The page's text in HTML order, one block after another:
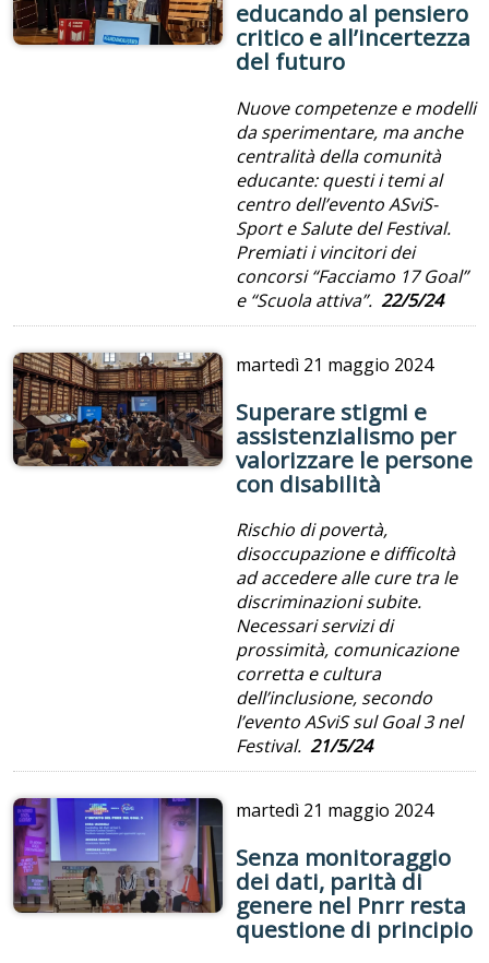
educando al pensiero
critico e all’incertezza
del futuro
Nuove competenze e modelli
da sperimentare, ma anche
centralità della comunità
educante: questi i temi al
centro dell’evento ASviS-
Sport e Salute del Festival.
Premiati i vincitori dei
concorsi “Facciamo 17 Goal”
e “Scuola attiva”. 22/5/24
martedì 21 maggio 2024
Superare stigmi e
assistenzialismo per
valorizzare le persone
con disabilità
Rischio di povertà,
disoccupazione e difficoltà
ad accedere alle cure tra le
discriminazioni subite.
Necessari servizi di
prossimità, comunicazione
corretta e cultura
dell’inclusione, secondo
l’evento ASviS sul Goal 3 nel
Festival. 21/5/24
martedì 21 maggio 2024
Senza monitoraggio
dei dati, parità di
genere nel Pnrr resta
questione di principio